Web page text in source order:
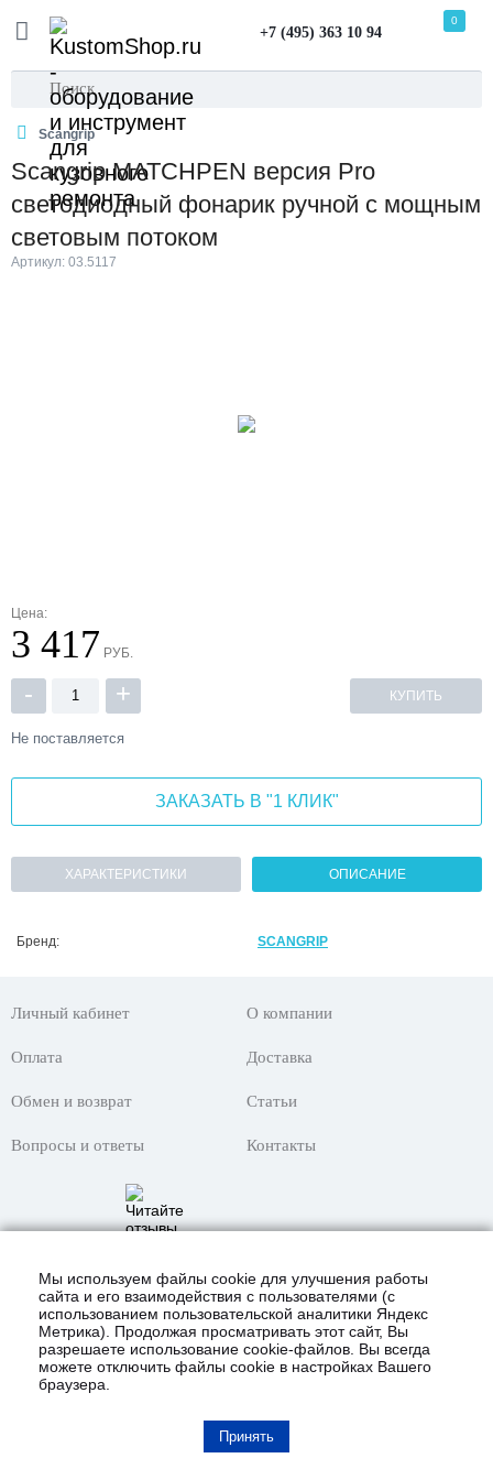
+7 (495) 363 10 94
0
Scangrip
Scangrip MATCHPEN версия Pro
светодиодный фонарик ручной с мощным
световым потоком
Артикул: 03.5117
Цена:
3 417 РУБ.
- + КУПИТЬ
Не поставляется
ЗАКАЗАТЬ В "1 КЛИК"
ХАРАКТЕРИСТИКИ ОПИСАНИЕ
Бренд: SCANGRIP
Личный кабинет О компании
Оплата Доставка
Обмен и возврат Статьи
Вопросы и ответы Контакты
Карта сайта
Мы используем файлы cookie для улучшения работы
сайта и его взаимодействия с пользователями (с
использованием пользовательской аналитики Яндекс
Метрика). Продолжая просматривать этот сайт, Вы
разрешаете использование cookie-файлов. Вы всегда
можете отключить файлы cookie в настройках Вашего
браузера.
Принять